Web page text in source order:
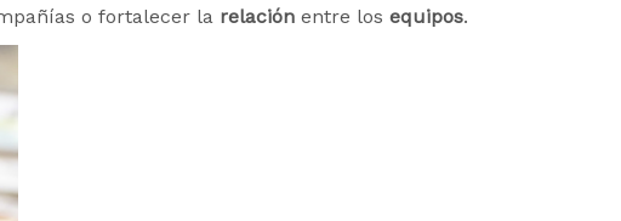
o fortalecer la relación entre los equipos.